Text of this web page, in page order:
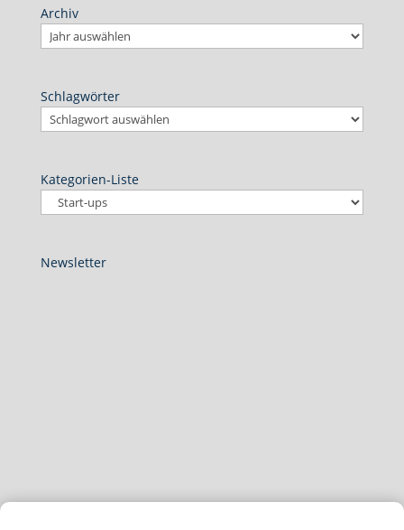
Archiv
Schlagwörter
Kategorien-Liste
Newsletter